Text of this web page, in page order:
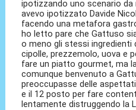
ipotizzando uno scenario da
avevo ipotizzato Davide
facendo una metafora
ho letto pare che Gattuso
o meno gli stessi ingredienti
cipolle, prezzemolo, uova e
fare un piatto gourmet, ma
comunque benvenuto a
preoccupasse delle
e il 12 posto per fare
lentamente distruggendo la